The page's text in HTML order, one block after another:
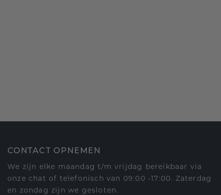
CONTACT OPNEMEN
We zijn elke maandag t/m vrijdag bereikbaar via
onze chat of telefonisch van 09:00 -17:00. Zaterdag
en zondag zijn we gesloten.